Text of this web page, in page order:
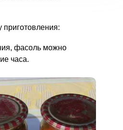
приготовления:
фасоль можно
часа.